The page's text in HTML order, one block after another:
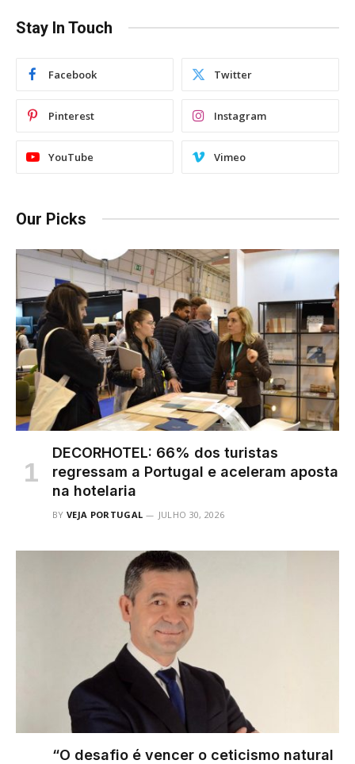
Stay In Touch
Facebook Twitter
Pinterest Instagram
YouTube Vimeo
Our Picks
DECORHOTEL: 66% dos turistas
regressam a Portugal e aceleram aposta
na hotelaria
BY VEJA PORTUGAL JULHO 30, 2026
“O desafio é vencer o ceticismo natural